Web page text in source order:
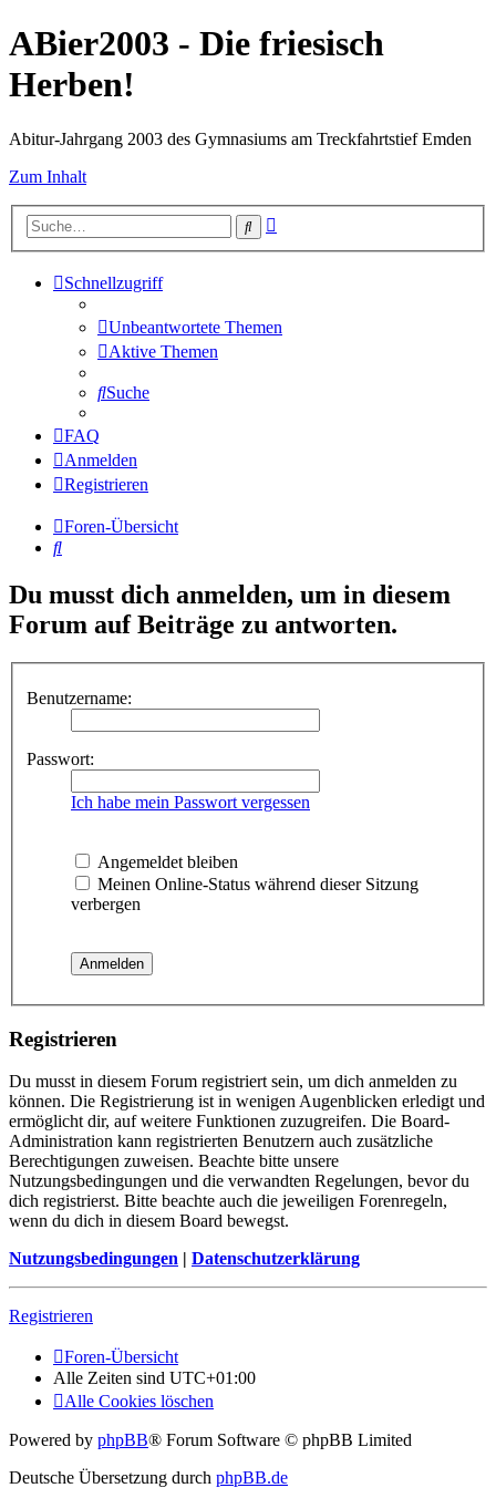
ABier2003 - Die friesisch
Herben!
Abitur-Jahrgang 2003 des Gymnasiums am Treckfahrtstief Emden
Zum Inhalt
Suche
Schnellzugriff
Unbeantwortete Themen
Aktive Themen
Suche
FAQ
Anmelden
Registrieren
Foren-Übersicht
Suche
Du musst dich anmelden, um in diesem
Forum auf Beiträge zu antworten.
Benutzername:
Passwort:
Ich habe mein Passwort vergessen
Angemeldet bleiben
Meinen Online-Status während dieser Sitzung
verbergen
Registrieren
Du musst in diesem Forum registriert sein, um dich anmelden zu
können. Die Registrierung ist in wenigen Augenblicken erledigt und
ermöglicht dir, auf weitere Funktionen zuzugreifen. Die Board-
Administration kann registrierten Benutzern auch zusätzliche
Berechtigungen zuweisen. Beachte bitte unsere
Nutzungsbedingungen und die verwandten Regelungen, bevor du
dich registrierst. Bitte beachte auch die jeweiligen Forenregeln,
wenn du dich in diesem Board bewegst.
Nutzungsbedingungen | Datenschutzerklärung
Registrieren
Foren-Übersicht
Alle Zeiten sind UTC+01:00
Alle Cookies löschen
Powered by phpBB® Forum Software © phpBB Limited
Deutsche Übersetzung durch phpBB.de